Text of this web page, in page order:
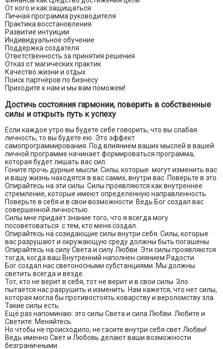
От кого и как защищаться
Личная программа руководителя
Практика восстановления
Развитие интуиции
Индивидуальное обучение
Поддержка создателя
Ответственность за принятия решения
Отказ от магических практик
Качество жизни и отдых
Поиск партнёров по бизнесу
Приходите к нам и мы вам поможем!
Достичь состояния гармонии, поверить в собственные
силы и открыть путь к успеху
Если каждое утро вы будете себе говорить, что вы слабая
личность, то вы будете ею. Это эффект
самопрограммирования. Под влиянием ваших мыслей в вашей
личной программе начинает формироваться программа,
которая будет лишать вас сил.
Гоните прочь дурные мысли. Силы, которые могут изменить вас
и вашу жизнь находятся в вас самих, внутри вас. Поверьте в это.
Опирайтесь на эти силы. Силы проявляются как внутреннее
стремление, которые имеют определённую направленность.
Поверьте в себя и в свои возможности. Ведь Бог создал вас
совершенной личностью.
Силы мне придаёт знание того, что я всегда могу
посоветоваться с тем, кто меня создал.
Опирайтесь на созидающие силы внутри себя. Силы, которые
вас разрушают и окружающую среду должны быть погашены.
Опирайтесь на силу Света и силу Любви. Эти силы проявляются
тогда, когда ваш Внутренний наполнен сиянием Радости.
Бог создал нас светоносными субстанциями. Мы должны
светить всегда и везде.
Тот, кто не верит в себя, тот не верит и в свои силы. Зло
пытается нас разрушить и изменить. Нам кажется, что нет силы,
которая могла бы противостоять коварству и вероломству зла.
Такие силы есть.
Ещё раз напоминаю: это силы Света и сила Любви. Любите и
Светите. Меняйтесь.
Но чтобы не происходило, не гасите внутри себя свет Любви!
Ведь именно Свет и Любовь делают ваши возможности
безграничными.